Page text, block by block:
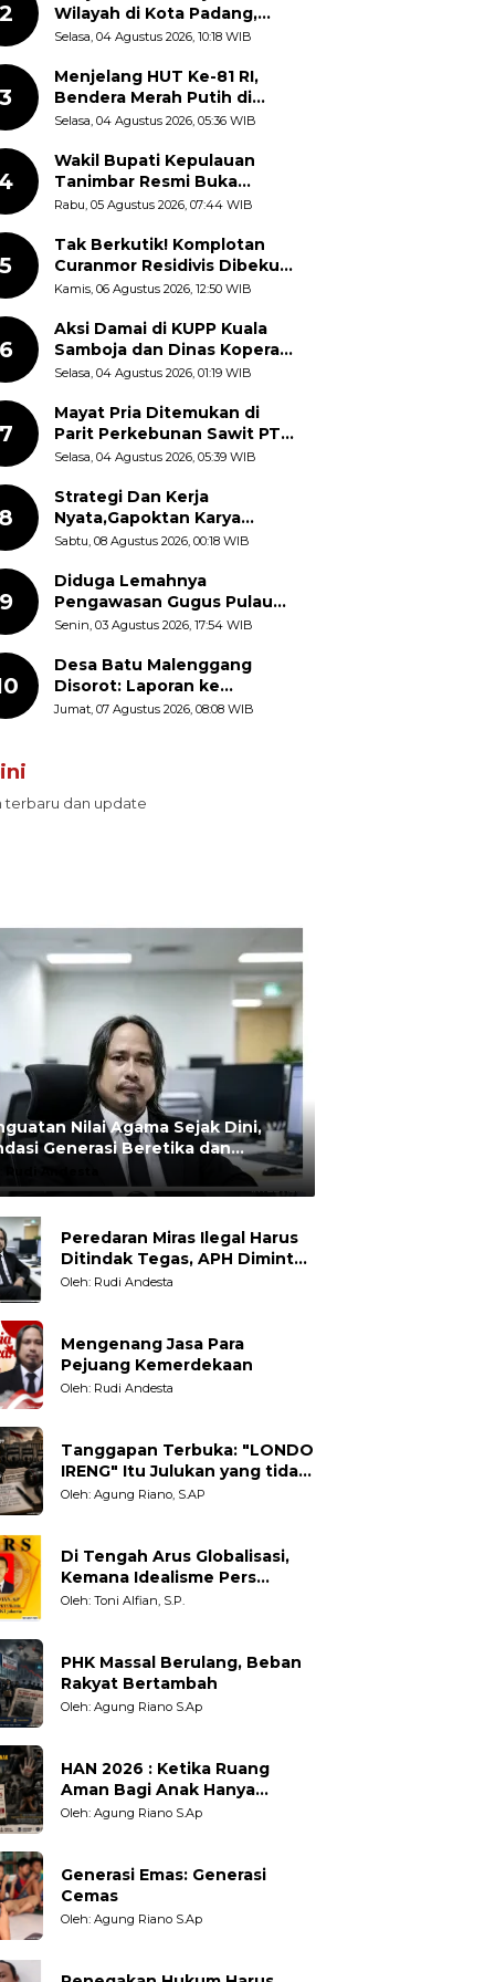
2
Wilayah di Kota Padang,
Proses Evakuasi Warga
Selasa, 04 Agustus 2026, 10:18 WIB
3
Menjelang HUT Ke-81 RI,
Bendera Merah Putih di
Kantor Dinas Kehutanan
Selasa, 04 Agustus 2026, 05:36 WIB
Wakil Bupati Kepulauan
Tanimbar Resmi Buka
Rangkaian Peringatan HUT
Diajak Perkuat Semangat
Nasionalisme
Rabu, 05 Agustus 2026, 07:44 WIB
5
Tak Berkutik! Komplotan
Curanmor Residivis Dibekuk
Polisi, Delapan Aksi
Terungkap
Kamis, 06 Agustus 2026, 12:50 WIB
6
Aksi Damai di KUPP Kuala
Samboja dan Dinas Koperasi
Kukar, Tuntut Keadilan dan
Selasa, 04 Agustus 2026, 01:19 WIB
7
Mayat Pria Ditemukan di
Parit Perkebunan Sawit PT
Hindoli Keluang, Polisi
Selasa, 04 Agustus 2026, 05:39 WIB
8
Strategi Dan Kerja
Nyata,Gapoktan Karya
Makmur Genjot Produksi
Sabtu, 08 Agustus 2026, 00:18 WIB
9
Diduga Lemahnya
Pengawasan Gugus Pulau
Provinsi Maluku Picu Dugaan
Bale-Bale di Perairan Pulau
Seira
Senin, 03 Agustus 2026, 17:54 WIB
Desa Batu Malenggang
Disorot: Laporan ke
Kemendes Ada, Keterangan
Jumat, 07 Agustus 2026, 08:08 WIB
terbaru dan update
Nilai Agama Sejak Dini,
Generasi Beretika dan
Rudi Andesta
Peredaran Miras Ilegal Harus
Ditindak Tegas, APH Diminta
Tegakkan Hukum Tanpa
Oleh: Rudi Andesta
Mengenang Jasa Para
Pejuang Kemerdekaan
Oleh: Rudi Andesta
Tanggapan Terbuka: "LONDO
IRENG" Itu Julukan yang tidak
Adil untuk Wartawan,
Oleh: Agung Riano, S.AP
Di Tengah Arus Globalisasi,
Kemana Idealisme Pers
Berpihak?
Oleh: Toni Alfian, S.P.
PHK Massal Berulang, Beban
Rakyat Bertambah
Oleh: Agung Riano S.Ap
HAN 2026 : Ketika Ruang
Aman Bagi Anak Hanya
Sebatas Angan
Oleh: Agung Riano S.Ap
Generasi Emas: Generasi
Cemas
Oleh: Agung Riano S.Ap